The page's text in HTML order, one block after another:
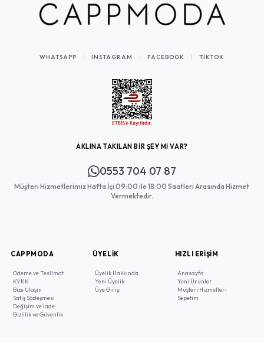
WHATSAPP INSTAGRAM FACEBOOK TIKTOK
AKLINA TAKILAN BİR ŞEY Mİ VAR?
0553 704 07 87
Müşteri Hizmetlerimiz Hafta İçi 09:00 ile 18:00 Saatleri Arasında Hizmet
Vermektedir.
CAPPMODA
Ödeme ve Teslimat
KVKK
Bize Ulaşın
Satış Sözleşmesi
Değişim ve İade
Gizlilik ve Güvenlik
ÜYELIK
Üyelik Hakkında
Yeni Üyelik
Üye Girişi
HIZLI ERIŞIM
Anasayfa
Yeni Ürünler
Müşteri Hizmetleri
Sepetim